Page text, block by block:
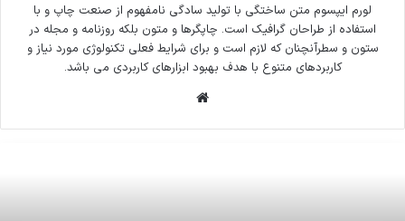
لورم ایپسوم متن ساختگی با تولید سادگی نامفهوم از صنعت چاپ و با
استفاده از طراحان گرافیک است. چاپگرها و متون بلکه روزنامه و مجله در
ستون و سطرآنچنان که لازم است و برای شرایط فعلی تکنولوژی مورد نیاز و
کاربردهای متنوع با هدف بهبود ابزارهای کاربردی می باشد.